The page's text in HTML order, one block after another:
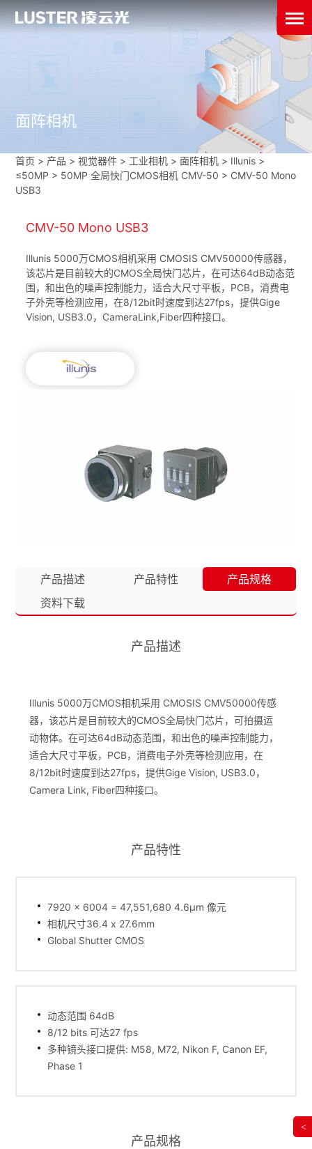
面阵相机
首页 > 产品 > 视觉器件 > 工业相机 >面阵相机 > Illunis >
≤50MP > 50MP 全局快门CMOS相机 CMV-50 > CMV-50 Mono
USB3
CMV-50 Mono USB3
Illunis 5000万CMOS相机采用 CMOSIS CMV50000传感器，
该芯片是目前较大的CMOS全局快门芯片，在可达64dB动态范
围，和出色的噪声控制能力，适合大尺寸平板，PCB，消费电
子外壳等检测应用，在8/12bit时速度到达27fps，提供Gige
Vision, USB3.0，CameraLink,Fiber四种接口。
产品描述 产品特性
产品规格
资料下载
产品描述
Illunis 5000万CMOS相机采用 CMOSIS CMV50000传感
器，该芯片是目前较大的CMOS全局快门芯片，可拍摄运
动物体。在可达64dB动态范围，和出色的噪声控制能力，
适合大尺寸平板，PCB，消费电子外壳等检测应用，在
8/12bit时速度到达27fps，提供Gige Vision, USB3.0，
Camera Link, Fiber四种接口。
产品特性
7920 x 6004 = 47,551,680 4.6µm 像元
相机尺寸36.4 x 27.6mm
Global Shutter CMOS
动态范围 64dB
8/12 bits 可达27 fps
多种镜头接口提供: M58, M72, Nikon F, Canon EF,
Phase 1
产品规格
<